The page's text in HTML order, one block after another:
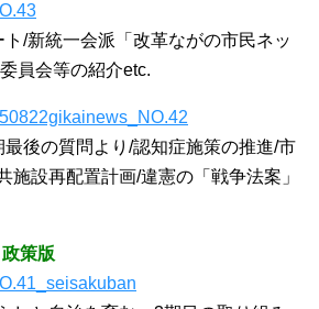
/新統一会派「改革ながの市民ネッ
員会等の紹介etc.
後の質問より/認知症施策の推進/市
施設再配置計画/違憲の「戦争法案」
策版